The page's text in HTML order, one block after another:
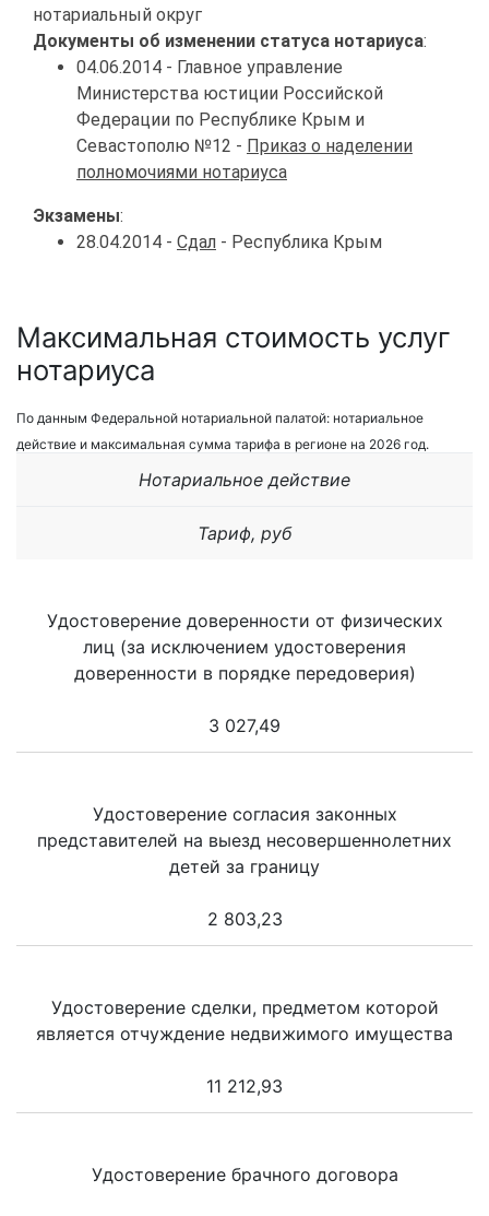
нотариальный округ
Документы об изменении статуса нотариуса:
04.06.2014 - Главное управление
Министерства юстиции Российской
Федерации по Республике Крым и
Севастополю №12 - Приказ о наделении
полномочиями нотариуса
Экзамены:
28.04.2014 - Сдал - Республика Крым
Максимальная стоимость услуг
нотариуса
По данным Федеральной нотариальной палатой: нотариальное
действие и максимальная сумма тарифа в регионе на 2026 год.
Нотариальное действие
Тариф, руб
Удостоверение доверенности от физических
лиц (за исключением удостоверения
доверенности в порядке передоверия)
3 027,49
Удостоверение согласия законных
представителей на выезд несовершеннолетних
детей за границу
2 803,23
Удостоверение сделки, предметом которой
является отчуждение недвижимого имущества
11 212,93
Удостоверение брачного договора